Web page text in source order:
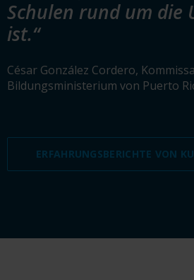
Schulen rund um die
ist.“
César González Cordero,
Bildungsministerium von Puerto
ERFAHRUNGSBERICHTE VON